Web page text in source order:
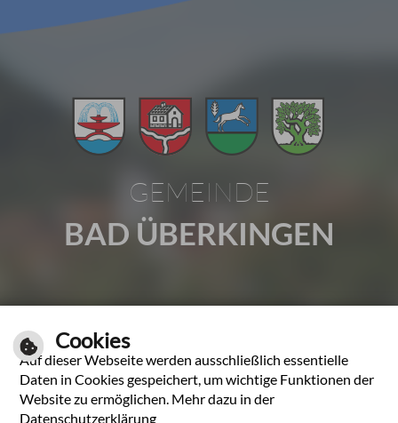
GEMEINDE
BAD ÜBERKINGEN
Tel.: 07331 2009-0 | Fax: 07331 2009-37
E-Mail schreiben
Unsere Öffnungszeiten
Cookies
Auf dieser Webseite werden ausschließlich essentielle
Daten in Cookies gespeichert, um wichtige Funktionen der
Website zu ermöglichen. Mehr dazu in der
Datenschutzerklärung